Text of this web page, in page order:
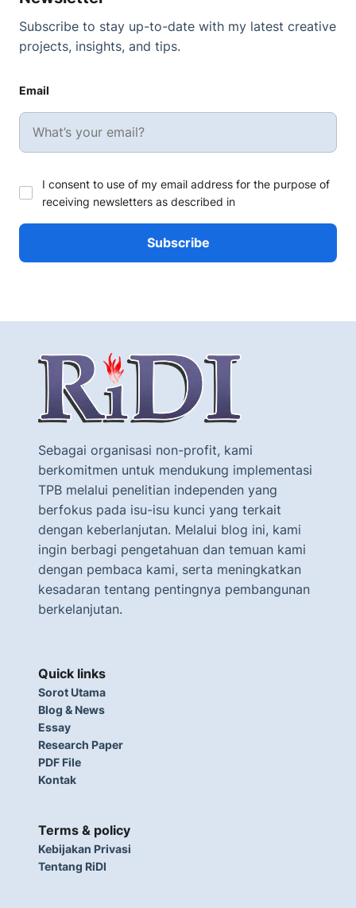
Subscribe to stay up-to-date with my latest creative
projects, insights, and tips.
Email
I consent to use of my email address for the purpose of
receiving newsletters as described in
Sebagai organisasi non-profit, kami
berkomitmen untuk mendukung implementasi
TPB melalui penelitian independen yang
berfokus pada isu-isu kunci yang terkait
dengan keberlanjutan. Melalui blog ini, kami
ingin berbagi pengetahuan dan temuan kami
dengan pembaca kami, serta meningkatkan
kesadaran tentang pentingnya pembangunan
berkelanjutan.
Quick links
Sorot Utama
Blog & News
Essay
Research Paper
PDF File
Kontak
Terms & policy
Kebijakan Privasi
Tentang RiDI